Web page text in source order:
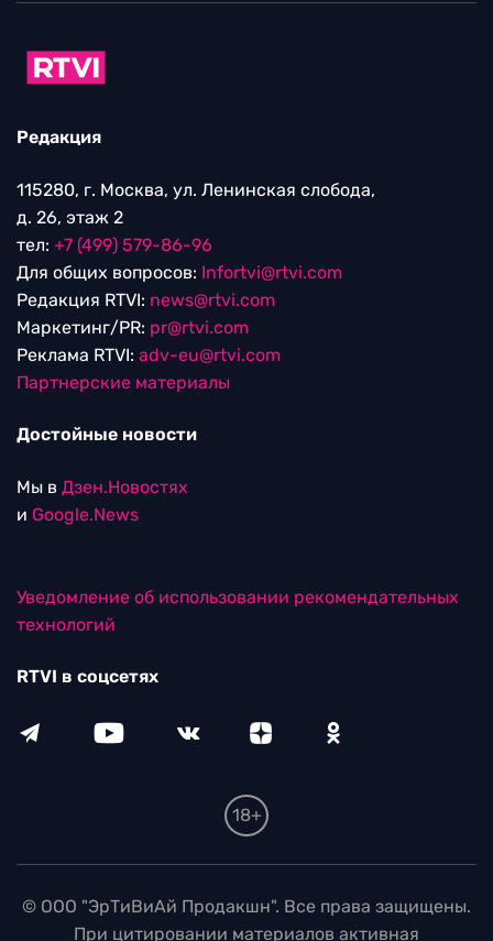
Редакция
115280, г. Москва, ул. Ленинская слобода,
д. 26, этаж 2
тел: +7 (499) 579-86-96
Для общих вопросов: Infortvi@rtvi.com
Редакция RTVI: news@rtvi.com
Маркетинг/PR: pr@rtvi.com
Реклама RTVI: adv-eu@rtvi.com
Партнерские материалы
Достойные новости
Мы в Дзен.Новостях
и Google.News
Уведомление об использовании рекомендательных
технологий
RTVI в соцсетях
18+
© ООО "ЭрТиВиАй Продакшн". Все права защищены.
При цитировании материалов активная